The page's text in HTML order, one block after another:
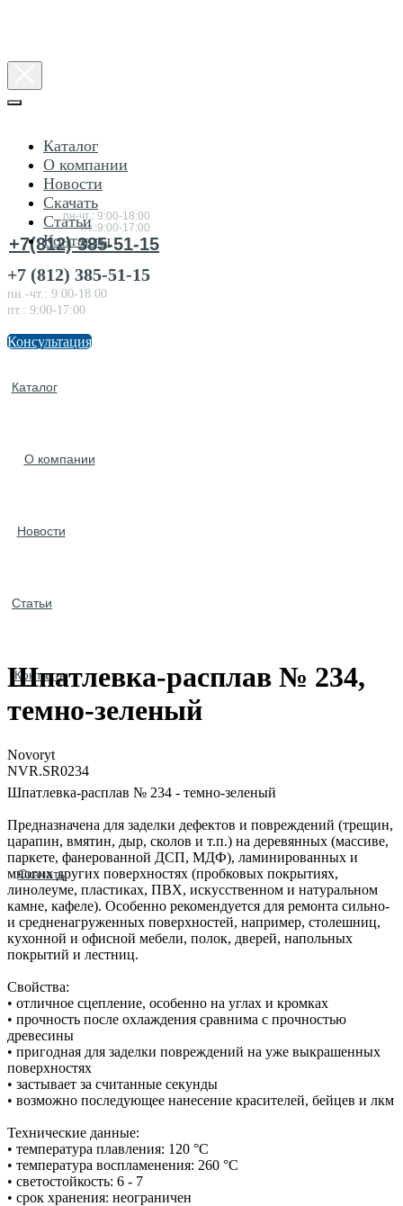
Консультация
по товарам
пн-чт.: 9:00-18:00
пт.:9:00-17:00
+7(812) 385-51-15
Каталог
О компании
Новости
Статьи
Контакты
Скачать
Каталог
О компании
Новости
Скачать
Статьи
Контакты
+7 (812) 385-51-15
пн.-чт.: 9:00-18:00
пт.: 9:00-17:00
Консультация
Шпатлевка-расплав № 234,
темно-зеленый
Novoryt
NVR.SR0234
Шпатлевка-расплав № 234 - темно-зеленый
Предназначена для заделки дефектов и повреждений (трещин,
царапин, вмятин, дыр, сколов и т.п.) на деревянных (массиве,
паркете, фанерованной ДСП, МДФ), ламинированных и
многих других поверхностях (пробковых покрытиях,
линолеуме, пластиках, ПВХ, искусственном и натуральном
камне, кафеле). Особенно рекомендуется для ремонта сильно‐
и средненагруженных поверхностей, например, столешниц,
кухонной и офисной мебели, полок, дверей, напольных
покрытий и лестниц.
Свойства:
• отличное сцепление, особенно на углах и кромках
• прочность после охлаждения сравнима с прочностью
древесины
• пригодная для заделки повреждений на уже выкрашенных
поверхностях
• застывает за считанные секунды
• возможно последующее нанесение красителей, бейцев и лкм
Технические данные:
• температура плавления: 120 °С
• температура воспламенения: 260 °С
• светостойкость: 6 - 7
• срок хранения: неограничен